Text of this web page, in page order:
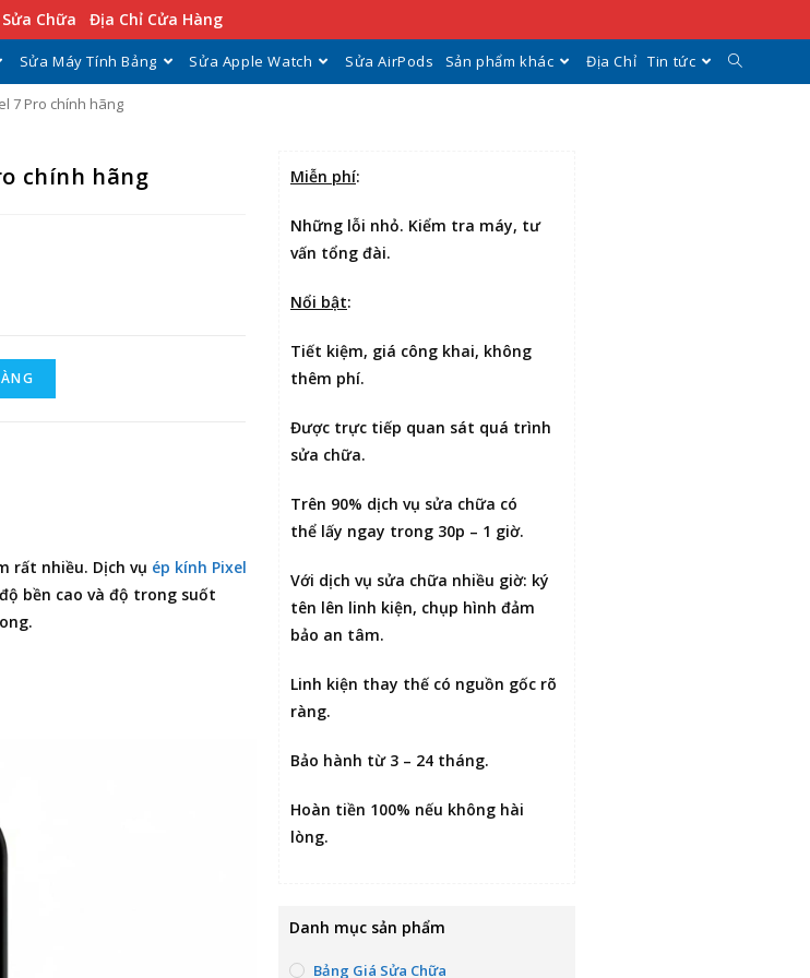
Chữa Địa Chỉ Cửa Hàng
Sửa Máy Tính Bảng Sửa Apple Watch Sửa AirPods Sản phẩm khác Địa Chỉ Tin tức
7 Pro chính hãng
chính hãng
rất nhiều. Dịch vụ ép kính Pixel
bền cao và độ trong suốt
Miễn phí:
Những lỗi nhỏ. Kiểm tra máy, tư
vấn tổng đài.
Nổi bật:
Tiết kiệm, giá công khai, không
thêm phí.
Được trực tiếp quan sát quá trình
sửa chữa.
Trên 90% dịch vụ sửa chữa có
thể lấy ngay trong 30p – 1 giờ.
Với dịch vụ sửa chữa nhiều giờ: ký
tên lên linh kiện, chụp hình đảm
bảo an tâm.
Linh kiện thay thế có nguồn gốc rõ
ràng.
Bảo hành từ 3 – 24 tháng.
Hoàn tiền 100% nếu không hài
lòng.
Danh mục sản phẩm
Bảng Giá Sửa Chữa